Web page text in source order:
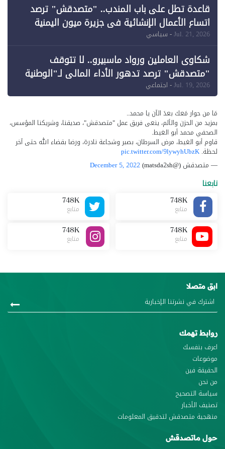
قاعدة تطل على باب المندب.. "متصدقش" ترصد
اتساع الأعمال الإنشائية في جزيرة ميون اليمنية
Jul. 21, 2026- سياسي
شكاوى العاملين ورواد ماسبيرو.. لا تتوقف
"متصدقش" ترصد تدهور الأداء المالي لـ"الوطنية
للإعلام"
Jul. 19, 2026- اجتماعي
مَا من حوار مَعك بعدَ الآن يا محمد..
بمزيد من الحزن والألم، ينعى فريق عمل "متصدقش"، صديقنا، وشريكنا المؤسس،
الصحفي محمد أبو الغيط.
قاوم أبو الغيط، مرض السرطان، بصبر وشجاعة نادرة، ورضا بقضاء الله حتى آخر
لحظة. pic.twitter.com/9lywyhUbzK
— متصدقش (@matsda2sh)
December 5, 2022
تابعنا
748K
متابع
748K
متابع
748K
متابع
748K
متابع
ابق متصلا
روابط تهمك
اعرف بنفسك
موضوعات
الحقيقة فين
من نحن
سياسة التصحيح
تصنيف الأخبار
منهجية متصدقش لتدقيق المعلومات
حول ماتصدقش